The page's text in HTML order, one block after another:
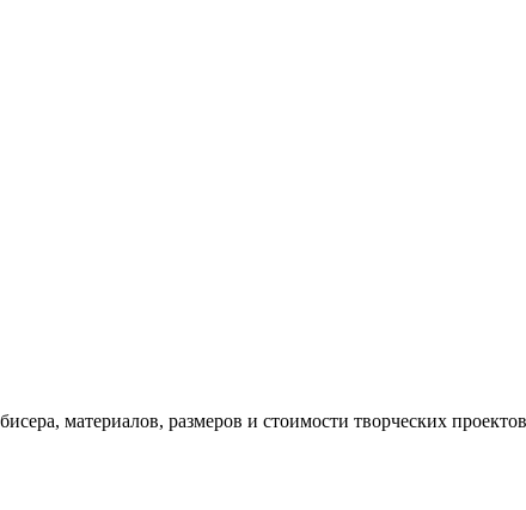
материалов, размеров и стоимости творческих